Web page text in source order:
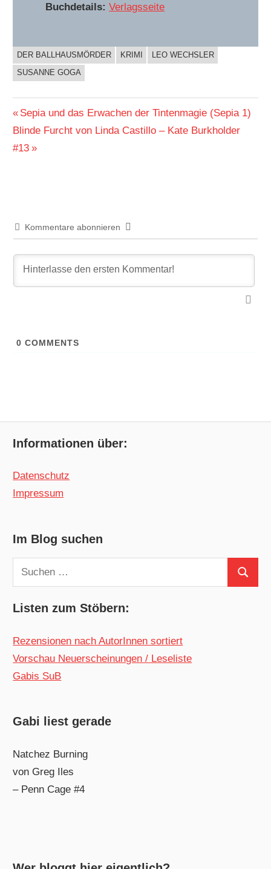
Buchdetails: Verlagsseite
BUCHIGES
DER BALLHAUSMÖRDER KRIMI
LEO WECHSLER
SUSANNE GOGA
Beitragsnavigation
Vorheriger
Beitrag:
Sepia und das Erwachen der Tintenmagie (Sepia 1)
Nächster
Beitrag:
Blinde Furcht von Linda Castillo – Kate Burkholder
#13
Kommentare abonnieren
0 COMMENTS
Informationen über:
Datenschutz
Impressum
Im Blog suchen
Suchen
nach:
Suchen
Listen zum Stöbern:
Rezensionen nach AutorInnen sortiert
Vorschau Neuerscheinungen / Leseliste
Gabis SuB
Gabi liest gerade
Natchez Burning
von Greg Iles
– Penn Cage #4